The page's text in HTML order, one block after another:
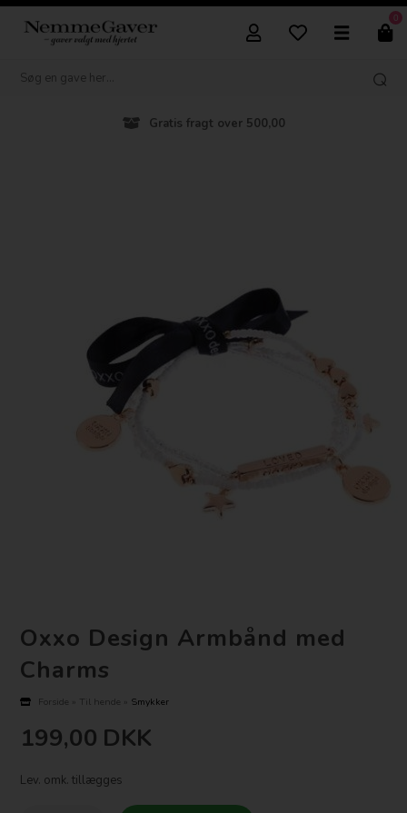
0
Gratis fragt over 500,00
Oxxo Design Armbånd med
Charms
Forside » Til hende » Smykker
199,00 DKK
Lev. omk. tillægges